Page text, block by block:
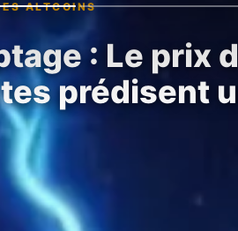
ALTCOINS
: Le prix
prédisent